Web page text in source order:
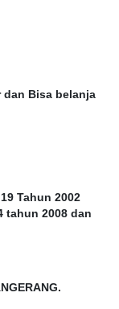
dan Bisa belanja
Tahun 2002
tahun 2008 dan